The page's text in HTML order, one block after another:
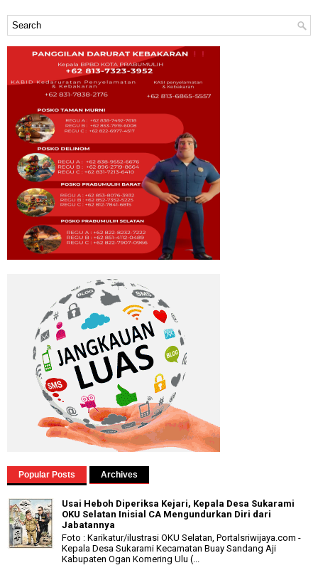
Popular Posts Archives
Usai Heboh Diperiksa Kejari, Kepala Desa Sukarami
OKU Selatan Inisial CA Mengundurkan Diri dari
Jabatannya
Foto : Karikatur/ilustrasi OKU Selatan, Portalsriwijaya.com -
Kepala Desa Sukarami Kecamatan Buay Sandang Aji
Kabupaten Ogan Komering Ulu (...